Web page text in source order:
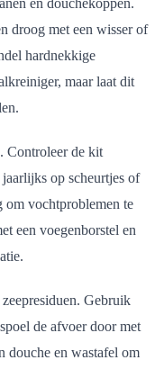
droog met een wisser of
hardnekkige
maar laat dit
Controleer de kit
op scheurtjes of
vochtproblemen te
een voegenborstel en
Gebruik
de afvoer door met
douche en wastafel om